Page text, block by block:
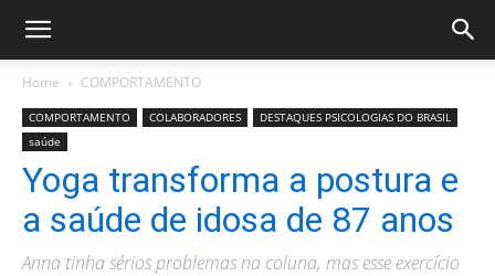
Home COMPORTAMENTO
COMPORTAMENTO COLABORADORES
DESTAQUES PSICOLOGIAS DO BRASIL
saúde
Yoga transforma a postura e
a saúde de idosa de 87 anos
Anna tinha sérios problemas na coluna, mas esse exercício